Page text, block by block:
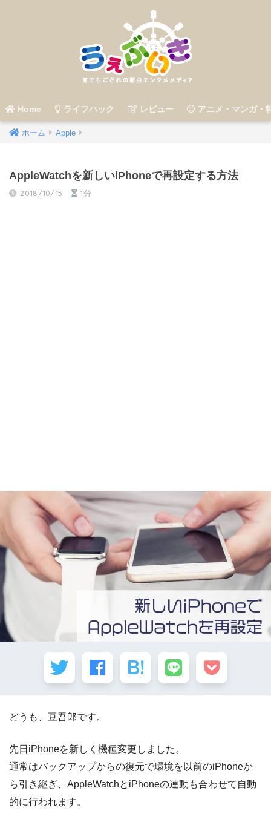
Home ライフハック レビュー アニメ・マンガ・
ホーム Apple
AppleWatchを新しいiPhoneで再設定する方法
2018/10/15 1分
どうも、豆吾郎です。
先日iPhoneを新しく機種変更しました。
通常はバックアップからの復元で環境を以前のiPhoneか
ら引き継ぎ、AppleWatchとiPhoneの連動も合わせて自動
的に行われます。